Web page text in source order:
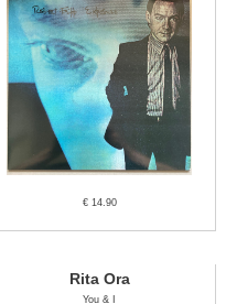
€ 14.90
Rita Ora
You & I